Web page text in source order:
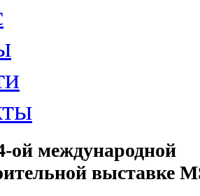
ой международной
выставке